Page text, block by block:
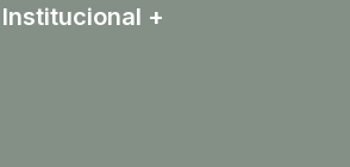
Institucional